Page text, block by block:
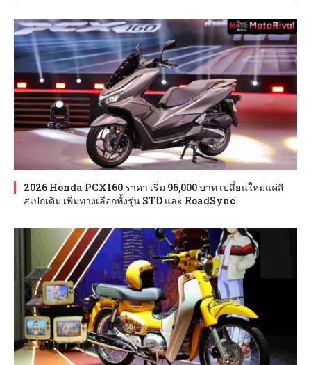
2026 Honda PCX160 ราคา เริ่ม 96,000 บาท เปลี่ยนใหม่แค่สี
สเปกเดิม เพิ่มทางเลือกทั้งรุ่น STD และ RoadSync